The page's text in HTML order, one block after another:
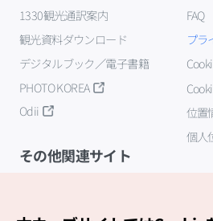
1330観光通訳案内
観光資料ダウンロード
デジタルブック／電子書籍
PHOTO KOREA
Odii
FAQ
プラ
位置
個人
その他関連サイト